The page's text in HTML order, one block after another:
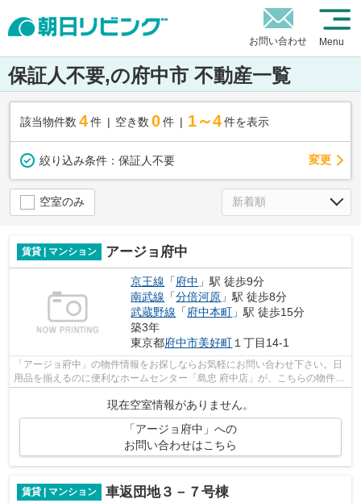
お問い合わせ Menu
保証人不要,の府中市 不動産一覧
該当物件数 4件 空き数 0 件 1～4 件を表示
絞り込み条件： 保証人不要 変更
空室のみ
賃貸 | マンション アージョ府中
京王線 「府中 」駅 徒歩9分
南武線 「分倍河原 」駅 徒歩8分
武蔵野線 「府中本町 」駅 徒歩15分
築3年
東京都府中市美好町 １丁目14-1
「アージョ府中」の物件情報をお探しならお気軽にお問い合わせ下さい。日
用品を揃えるのに便利なホームセンター「島忠 府中店」が、こちらの物件か
現在空室情報がありません。
「アージョ府中」への
お問い合わせはこちら
賃貸 | マンション 車返団地３－７号棟